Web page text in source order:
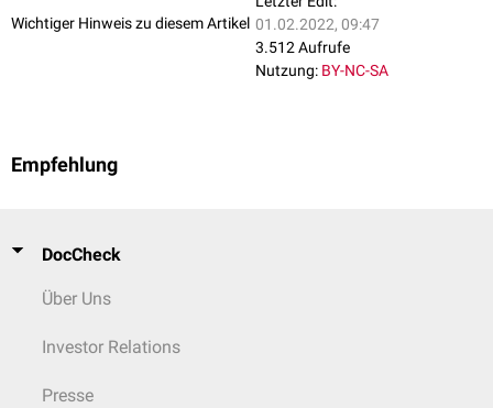
Wichtiger Hinweis zu diesem Artikel 01.02.2022, 09:47
3.512 Aufrufe
Nutzung: BY-NC-SA
Empfehlung
DocCheck
Über Uns
Investor Relations
Presse